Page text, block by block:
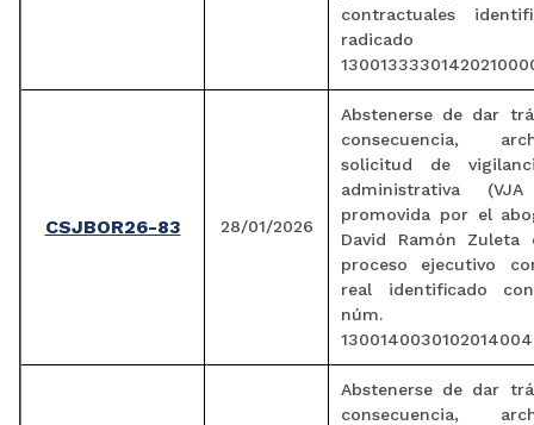
contractuales
radicado
CSJBOR26-83 28/01/2026
Abstenerse de dar
consecuencia,
solicitud de
administrativa
promovida por el
David Ramón Zuleta
proceso ejecutivo
real identificado
núm.
Abstenerse de dar
consecuencia,